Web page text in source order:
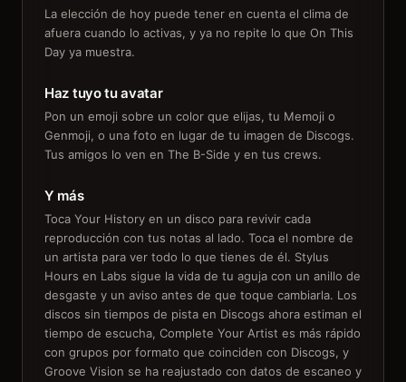
La elección de hoy puede tener en cuenta el clima de
afuera cuando lo activas, y ya no repite lo que On This
Day ya muestra.
Haz tuyo tu avatar
Pon un emoji sobre un color que elijas, tu Memoji o
Genmoji, o una foto en lugar de tu imagen de Discogs.
Tus amigos lo ven en The B-Side y en tus crews.
Y más
Toca Your History en un disco para revivir cada
reproducción con tus notas al lado. Toca el nombre de
un artista para ver todo lo que tienes de él. Stylus
Hours en Labs sigue la vida de tu aguja con un anillo de
desgaste y un aviso antes de que toque cambiarla. Los
discos sin tiempos de pista en Discogs ahora estiman el
tiempo de escucha, Complete Your Artist es más rápido
con grupos por formato que coinciden con Discogs, y
Groove Vision se ha reajustado con datos de escaneo y